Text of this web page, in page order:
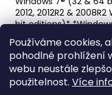
Používáme cookies,
pohodlné prohlížení
webu neustále
použitelnost. Více
2012, 2012R2 &
bit editions)*
printing only Mac: OS
Linux CUPS, LPD/
balení:Spotřební
příručka pro
Software Windows®,